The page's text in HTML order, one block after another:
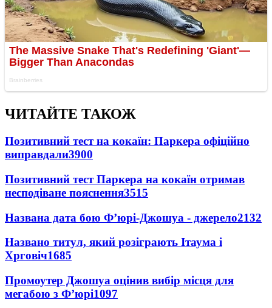
ЧИТАЙТЕ ТАКОЖ
Позитивний тест на кокаїн: Паркера офіційно
виправдали3900
Позитивний тест Паркера на кокаїн отримав
несподіване пояснення3515
Названа дата бою Ф’юрі-Джошуа - джерело2132
Названо титул, який розіграють Ітаума і
Хрговіч1685
Промоутер Джошуа оцінив вибір місця для
мегабою з Ф’юрі1097